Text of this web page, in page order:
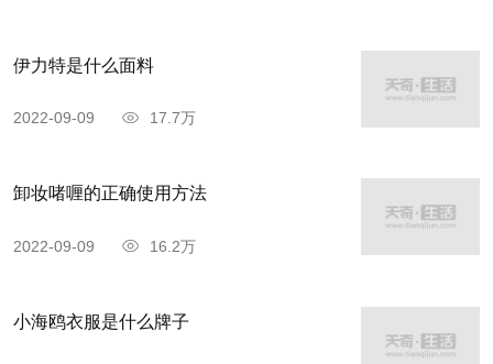
伊力特是什么面料
2022-09-09 17.7万
卸妆啫喱的正确使用方法
2022-09-09 16.2万
小海鸥衣服是什么牌子